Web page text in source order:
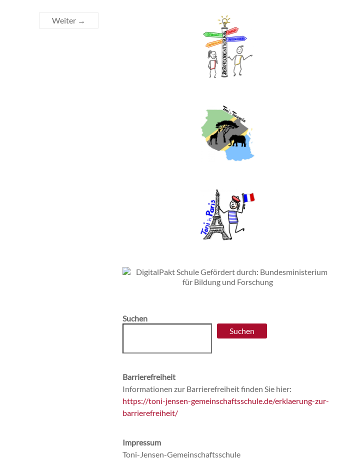
Weiter →
Suchen
Suchen
Barrierefreiheit
Informationen zur Barrierefreiheit finden Sie hier:
https://toni-jensen-gemeinschaftsschule.de/erklaerung-zur-
barrierefreiheit/
Impressum
Toni-Jensen-Gemeinschaftsschule